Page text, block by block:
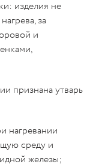
изделия не
за
и
признана утварь
нагревании
среду и
железы;